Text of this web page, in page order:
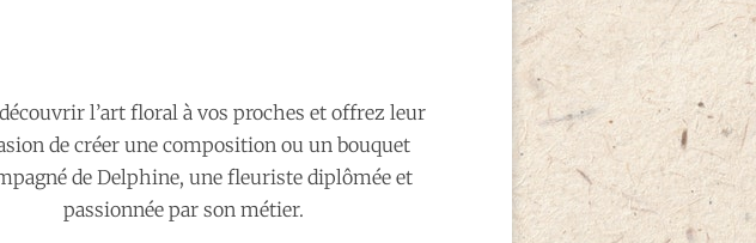
l’art floral à vos proches et offrez leur
de créer une composition ou un bouquet
de Delphine, une fleuriste diplômée et
passionnée par son métier.